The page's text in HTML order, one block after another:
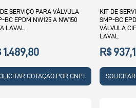
SERVIÇO PARA VÁLVULA
BC EPDM NW125 A NW150
LAVAL
1.489,80
COTAÇÃO POR CNPJ
KIT DE
SMP-BC
VÁLVULA
LAVAL
R$